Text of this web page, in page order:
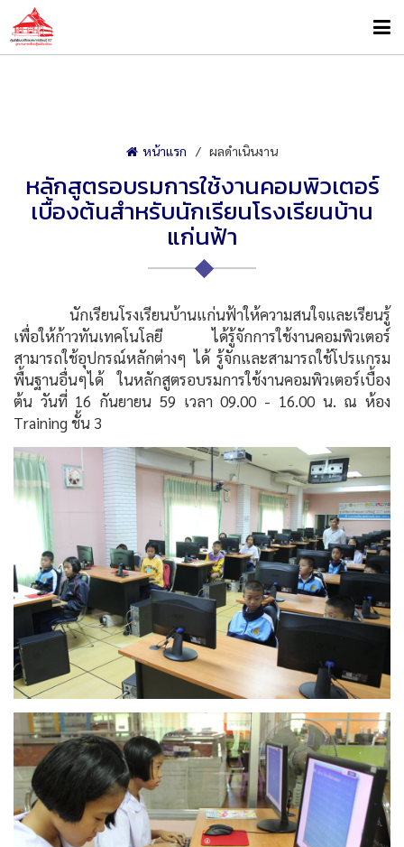
หน้าแรก ผลดำเนินงาน
หลักสูตรอบรมการใช้งานคอมพิวเตอร์
เบื้องต้นสำหรับนักเรียนโรงเรียนบ้าน
แก่นฟ้า
นักเรียนโรงเรียนบ้านแก่นฟ้าให้ความสนใจและเรียนรู้
เพื่อให้ก้าวทันเทคโนโลยี ได้รู้จักการใช้งานคอมพิวเตอร์
สามารถใช้อุปกรณ์หลักต่างๆ ได้ รู้จักและสามารถใช้โปรแกรม
พื้นฐานอื่นๆได้ ในหลักสูตรอบรมการใช้งานคอมพิวเตอร์เบื้อง
ต้น วันที่ 16 กันยายน 59 เวลา 09.00 - 16.00 น. ณ ห้อง
Training ชั้น 3